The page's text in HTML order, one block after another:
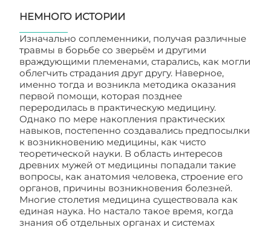
НЕМНОГО ИСТОРИИ
Изначально соплеменники, получая различные
травмы в борьбе со зверьём и другими
враждующими племенами, старались, как могли
облегчить страдания друг другу. Наверное,
именно тогда и возникла методика оказания
первой помощи, которая позднее
переродилась в практическую медицину.
Однако по мере накопления практических
навыков, постепенно создавались предпосылки
к возникновению медицины, как чисто
теоретической науки. В область интересов
древних мужей от медицины попадали такие
вопросы, как анатомия человека, строение его
органов, причины возникновения болезней.
Многие столетия медицина существовала как
единая наука. Но настало такое время, когда
знания об отдельных органах и системах